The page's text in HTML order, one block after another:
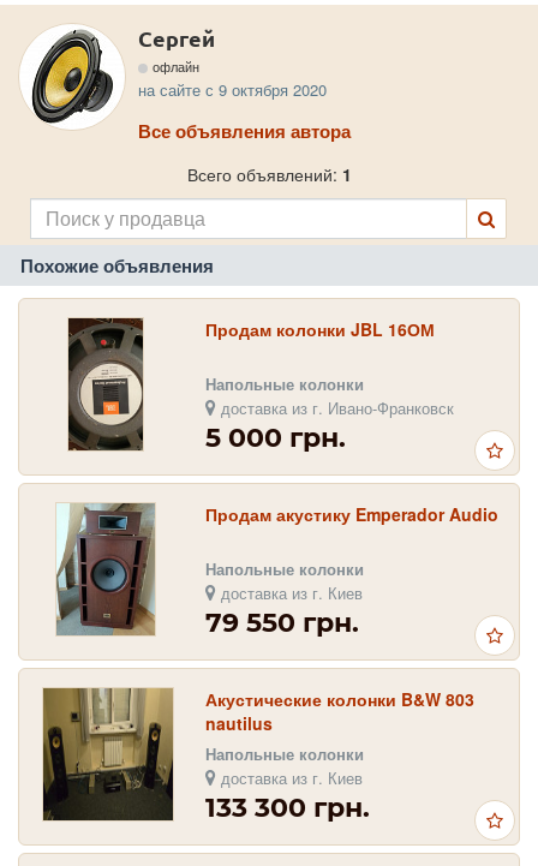
Сергей
офлайн
на сайте с 9 октября 2020
Все объявления автора
Всего объявлений: 1
Похожие объявления
Продам колонки JBL 16ОМ
Напольные колонки
доставка из г. Ивано-Франковск
5 000 грн.
Продам акустику Emperador Audio
Напольные колонки
доставка из г. Киев
79 550 грн.
Акустические колонки B&W 803
nautilus
Напольные колонки
доставка из г. Киев
133 300 грн.